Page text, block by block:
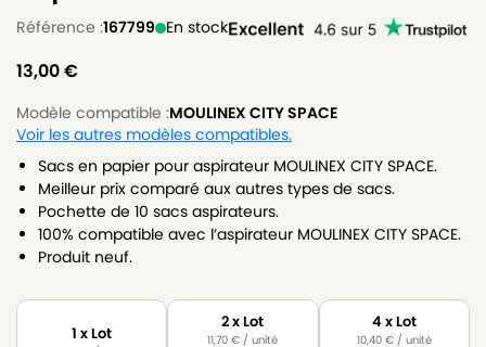
Référence :167799 En stock
13,00€
Modèle compatible :MOULINEX CITY SPACE
Voir les autres modèles compatibles.
Sacs en papier pour aspirateur MOULINEX CITY SPACE.
Meilleur prix comparé aux autres types de sacs.
Pochette de 10 sacs aspirateurs.
100% compatible avec l’aspirateur MOULINEX CITY SPACE.
Produit neuf.
1 x Lot
2 x Lot
11,70€ / unité
4 x Lot
10,40 €/ unité